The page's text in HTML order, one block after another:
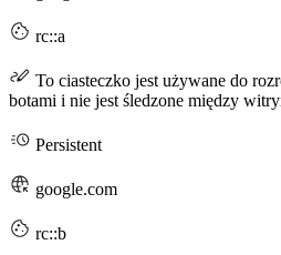
rc::a
To ciasteczko jest używane do
botami i nie jest śledzone między
Persistent
google.com
rc::b